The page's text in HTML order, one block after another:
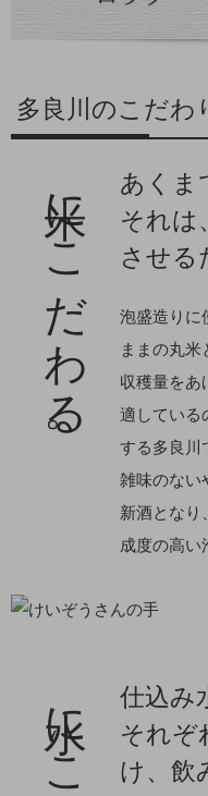
多良川のこだわ
米にこだわる。
あくま
それは
させる
泡盛造りに
ままの丸米
収穫量をあ
適している
する多良川
雑味のない
新酒となり
成度の高い
仕込み
それぞ
け、飲